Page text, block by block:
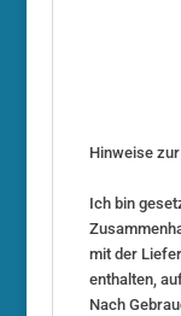
Hinweise
Ich bin
mit der
enthalten,
Nach